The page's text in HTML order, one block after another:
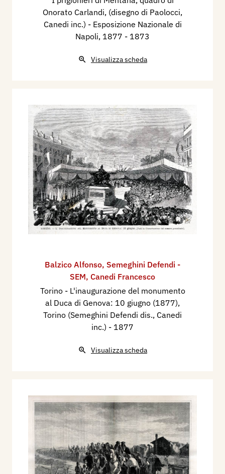
Onorato Carlandi, (disegno di Paolocci,
Canedi inc.) - Esposizione Nazionale di
Napoli, 1877 - 1873
Visualizza scheda
Balzico Alfonso, Semeghini Defendi -
SEM, Canedi Francesco
Torino - L'inaugurazione del monumento
al Duca di Genova: 10 giugno (1877),
Torino (Semeghini Defendi dis., Canedi
inc.) - 1877
Visualizza scheda